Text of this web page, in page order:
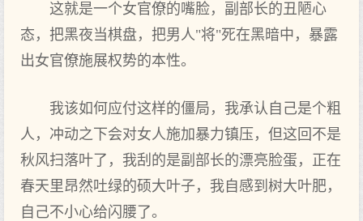
这就是一个女官僚的嘴脸，副部长的丑陋心
态，把黑夜当棋盘，把男人"将"死在黑暗中，暴露
出女官僚施展权势的本性。
我该如何应付这样的僵局，我承认自己是个粗
人，冲动之下会对女人施加暴力镇压，但这回不是
秋风扫落叶了，我刮的是副部长的漂亮脸蛋，正在
春天里昂然吐绿的硕大叶子，我自感到树大叶肥，
自己不小心给闪腰了。